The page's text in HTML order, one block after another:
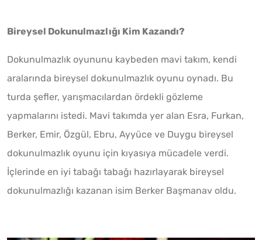
Bireysel Dokunulmazlığı Kim Kazandı?
Dokunulmazlık oyununu kaybeden mavi takım, kendi
aralarında bireysel dokunulmazlık oyunu oynadı. Bu
turda şefler, yarışmacılardan ördekli gözleme
yapmalarını istedi. Mavi takımda yer alan Esra, Furkan,
Berker, Emir, Özgül, Ebru, Ayyüce ve Duygu bireysel
dokunulmazlık oyunu için kıyasıya mücadele verdi.
İçlerinde en iyi tabağı tabağı hazırlayarak bireysel
dokunulmazlığı kazanan isim Berker Başmanav oldu.